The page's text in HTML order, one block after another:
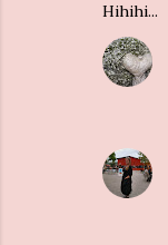
Hihihi...